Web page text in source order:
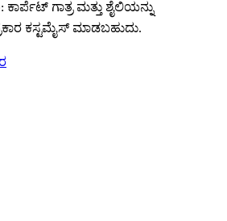
ಕಾರ್ಪೆಟ್ ಗಾತ್ರ ಮತ್ತು ಶೈಲಿಯನ್ನು
ಕಸ್ಟಮೈಸ್ ಮಾಡಬಹುದು.